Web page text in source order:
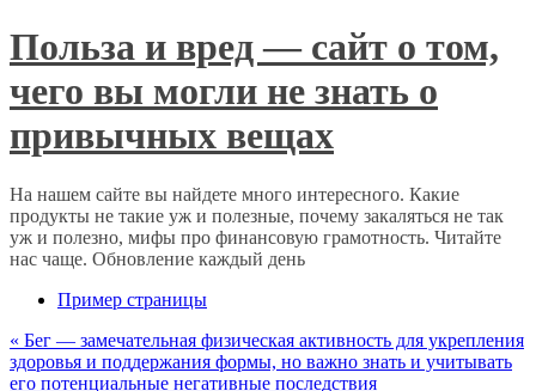
Польза и вред — сайт о том,
чего вы могли не знать о
привычных вещах
На нашем сайте вы найдете много интересного. Какие
продукты не такие уж и полезные, почему закаляться не так
уж и полезно, мифы про финансовую грамотность. Читайте
нас чаще. Обновление каждый день
Пример страницы
« Бег — замечательная физическая активность для укрепления
здоровья и поддержания формы, но важно знать и учитывать
его потенциальные негативные последствия